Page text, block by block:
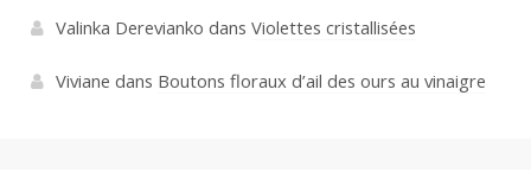
Valinka Derevianko dans Violettes cristallisées
Viviane dans Boutons floraux d’ail des ours au vinaigre